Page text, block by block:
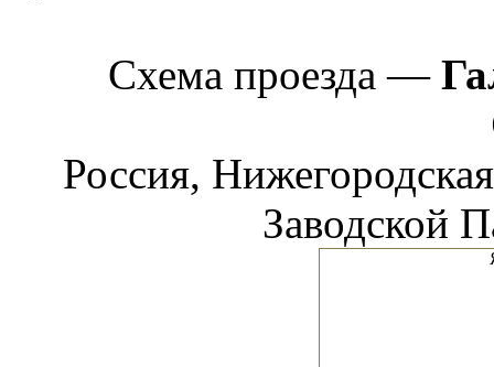
Схема проезда —
Россия,
Заводской